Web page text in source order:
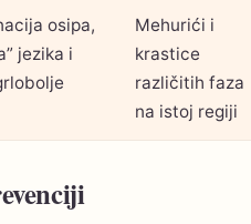
osipa,
jezika i
Mehurići i
krastice
različitih faza
na istoj regiji